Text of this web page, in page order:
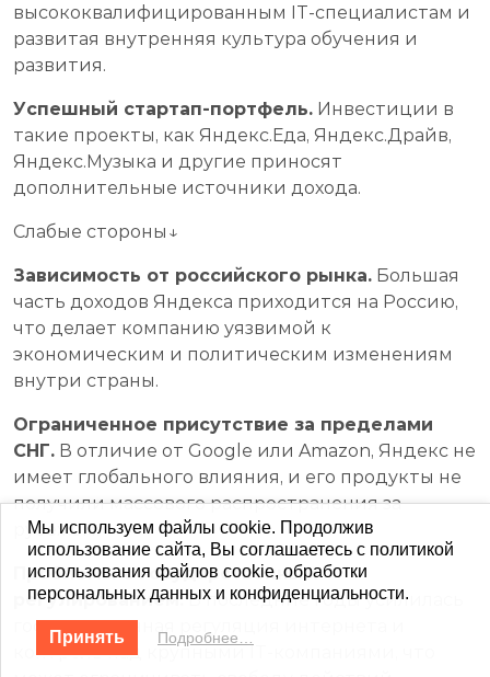
высококвалифицированным IT-специалистам и
развитая внутренняя культура обучения и
развития.
Успешный стартап-портфель. Инвестиции в
такие проекты, как Яндекс.Еда, Яндекс.Драйв,
Яндекс.Музыка и другие приносят
дополнительные источники дохода.
Слабые стороны↓
Зависимость от российского рынка. Большая
часть доходов Яндекса приходится на Россию,
что делает компанию уязвимой к
экономическим и политическим изменениям
внутри страны.
Ограниченное присутствие за пределами
СНГ. В отличие от Google или Amazon, Яндекс не
имеет глобального влияния, и его продукты не
получили массового распространения за
рубежом.
Проблемы с государственным
регулированием.В последние годы усилилась
государственная регуляция интернета и
контроль над крупными IT-компаниями, что
Мы используем файлы cookie. Продолжив
использование сайта, Вы соглашаетесь с политикой
использования файлов cookie, обработки
персональных данных и конфиденциальности.
Принять Подробнее…